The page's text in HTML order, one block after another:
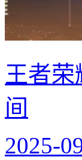
王者荣
间
2025-